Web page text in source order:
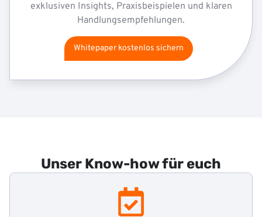
exklusiven Insights, Praxisbeispielen und klaren
Handlungsempfehlungen.
Whitepaper kostenlos sichern
Unser Know-how für euch